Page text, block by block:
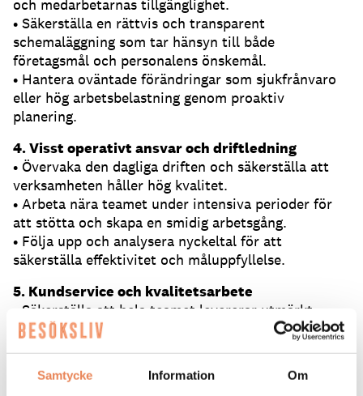
Samtycke Information Om
och medarbetarnas tillgänglighet.
• Säkerställa en rättvis och transparent
schemaläggning som tar hänsyn till både
företagsmål och personalens önskemål.
• Hantera oväntade förändringar som sjukfrånvaro
eller hög arbetsbelastning genom proaktiv
planering.
4. Visst operativt ansvar och driftledning
• Övervaka den dagliga driften och säkerställa att
verksamheten håller hög kvalitet.
• Arbeta nära teamet under intensiva perioder för
att stötta och skapa en smidig arbetsgång.
• Följa upp och analysera nyckeltal för att
säkerställa effektivitet och måluppfyllelse.
5. Kundservice och kvalitetsarbete
• Säkerställa att hela teamet levererar utmärkt
kundservice och skapa en gästfokuserad
• Hantera feedback från gäster i samarbete med
personalen för att hitta lösningar och förbättringar.